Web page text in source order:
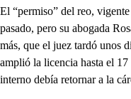
El “permiso” del reo,
pasado, pero su abogada
más, que el juez tardó unos
amplió la licencia hasta el 17
interno debía retornar a la